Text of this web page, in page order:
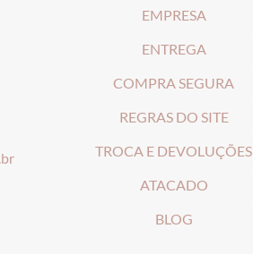
EMPRESA
ENTREGA
COMPRA SEGURA
REGRAS DO SITE
TROCA E DEVOLUÇÕES
ATACADO
BLOG